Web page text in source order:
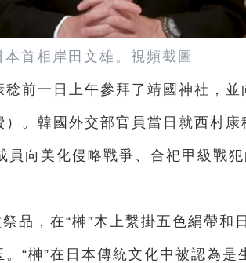
本首相岸田文雄。視頻截圖
稔前一日上午參拜了靖國神社，
）。韓國外交部官員當日就西村
員向美化侵略戰爭、合祀甲級戰
品，在“榊”木上繫掛五色絹帶和
“榊”在日本傳統文化中被認為是